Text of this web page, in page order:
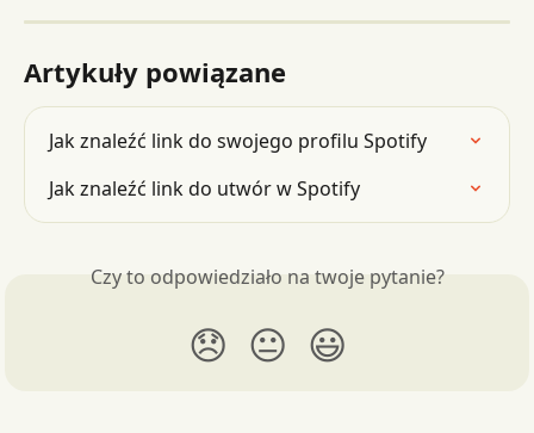
Artykuły powiązane
Jak znaleźć link do swojego profilu Spotify
Jak znaleźć link do utwór w Spotify
Czy to odpowiedziało na twoje pytanie?
😞 😐 😃